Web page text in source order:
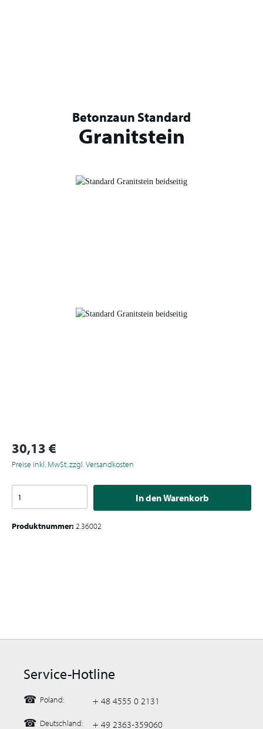
Betonzaun Standard
Granitstein
30,13 €
Preise inkl. MwSt. zzgl. Versandkosten
In den Warenkorb
Produktnummer:2.36002
Service-Hotline
☎ Poland: + 48 4555 0 2131
☎ Deutschland: + 49 2363-359060